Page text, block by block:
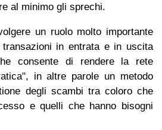
al minimo gli sprechi.
un ruolo molto importante
in entrata e in uscita
consente di rendere la rete
in altre parole un metodo
degli scambi tra coloro che
e quelli che hanno bisogni